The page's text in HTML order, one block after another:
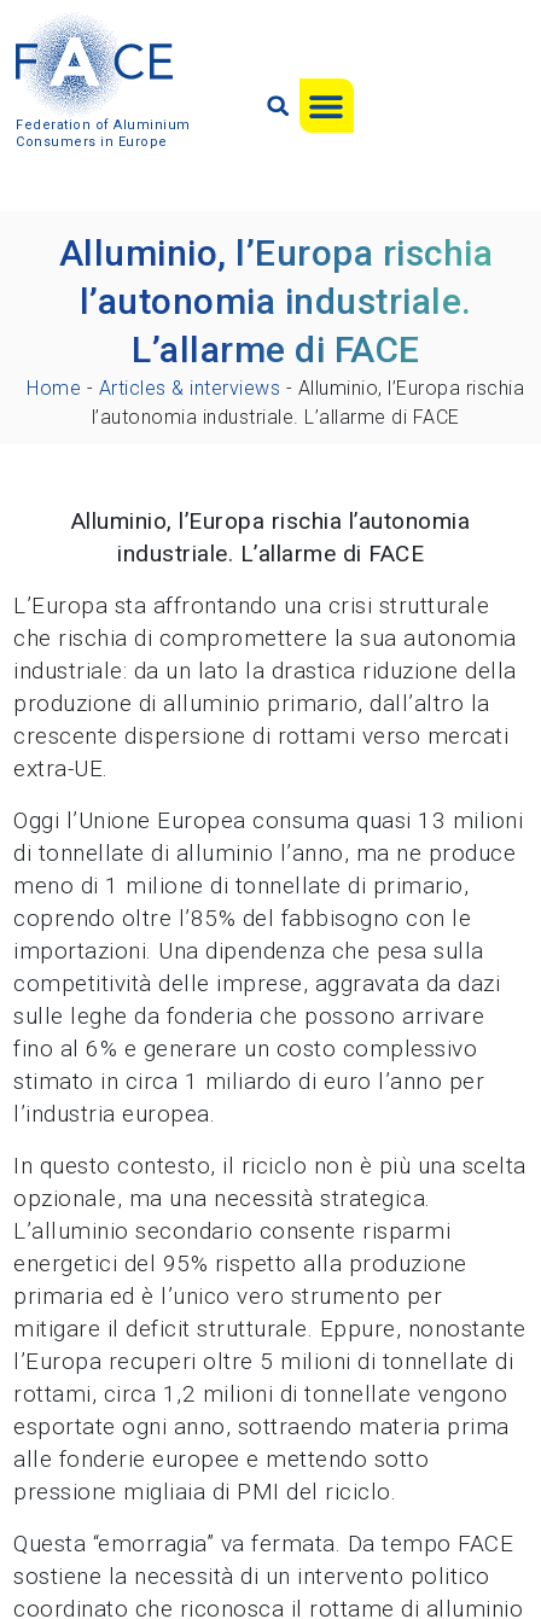
Federation of Aluminium
Consumers in Europe
Alluminio, l’Europa rischia
l’autonomia industriale.
L’allarme di FACE
Home - Articles & interviews - Alluminio, l’Europa rischia
l’autonomia industriale. L’allarme di FACE
Alluminio, l’Europa rischia l’autonomia
industriale. L’allarme di FACE
L’Europa sta affrontando una crisi strutturale
che rischia di compromettere la sua autonomia
industriale: da un lato la drastica riduzione della
produzione di alluminio primario, dall’altro la
crescente dispersione di rottami verso mercati
extra-UE.
Oggi l’Unione Europea consuma quasi 13 milioni
di tonnellate di alluminio l’anno, ma ne produce
meno di 1 milione di tonnellate di primario,
coprendo oltre l’85% del fabbisogno con le
importazioni. Una dipendenza che pesa sulla
competitività delle imprese, aggravata da dazi
sulle leghe da fonderia che possono arrivare
fino al 6% e generare un costo complessivo
stimato in circa 1 miliardo di euro l’anno per
l’industria europea.
In questo contesto, il riciclo non è più una scelta
opzionale, ma una necessità strategica.
L’alluminio secondario consente risparmi
energetici del 95% rispetto alla produzione
primaria ed è l’unico vero strumento per
mitigare il deficit strutturale. Eppure, nonostante
l’Europa recuperi oltre 5 milioni di tonnellate di
rottami, circa 1,2 milioni di tonnellate vengono
esportate ogni anno, sottraendo materia prima
alle fonderie europee e mettendo sotto
pressione migliaia di PMI del riciclo.
Questa “emorragia” va fermata. Da tempo FACE
sostiene la necessità di un intervento politico
coordinato che riconosca il rottame di alluminio